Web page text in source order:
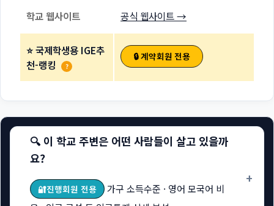
학교 웹사이트 공식 웹사이트 →
⭐ 국제학생용 IGE추
천-랭킹
?
🔒 계약회원 전용
🔍 이 학교 주변은 어떤 사람들이 살고 있을까
요?
🔐진행회원 전용
가구 소득수준 · 영어 모국어 비
+